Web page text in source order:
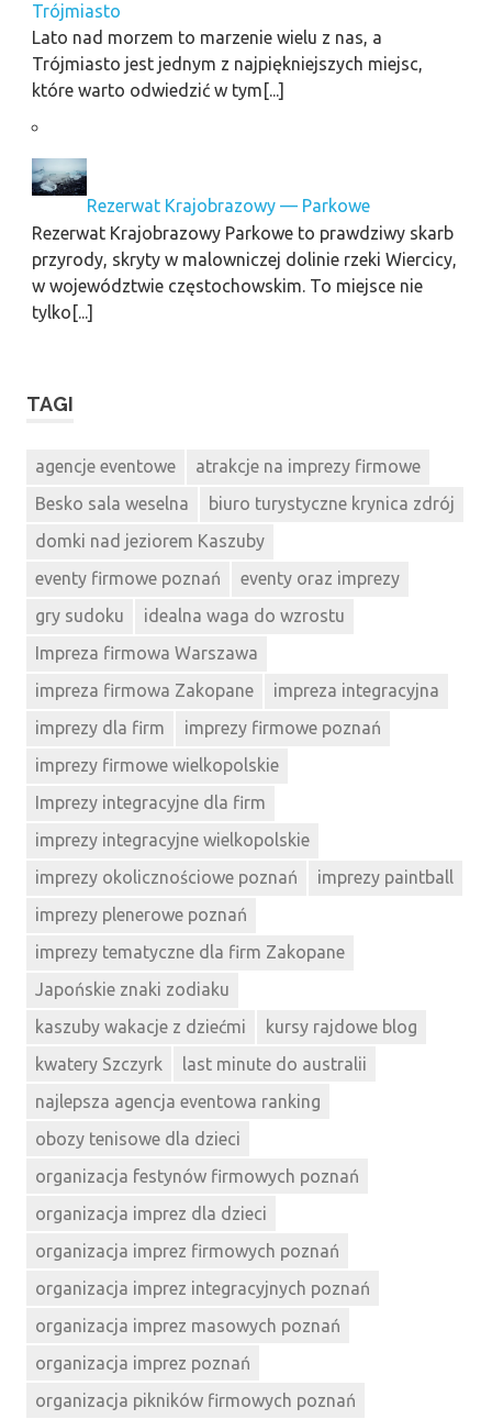
Trójmiasto
Lato nad morzem to marzenie wielu z nas, a
Trójmiasto jest jednym z najpiękniejszych miejsc,
które warto odwiedzić w tym[...]
Rezerwat Krajobrazowy — Parkowe
Rezerwat Krajobrazowy Parkowe to prawdziwy skarb
przyrody, skryty w malowniczej dolinie rzeki Wiercicy,
w województwie częstochowskim. To miejsce nie
tylko[...]
TAGI
agencje eventowe
atrakcje na imprezy firmowe
Besko sala weselna
biuro turystyczne krynica zdrój
domki nad jeziorem Kaszuby
eventy firmowe poznań
eventy oraz imprezy
gry sudoku
idealna waga do wzrostu
Impreza firmowa Warszawa
impreza firmowa Zakopane
impreza integracyjna
imprezy dla firm
imprezy firmowe poznań
imprezy firmowe wielkopolskie
Imprezy integracyjne dla firm
imprezy integracyjne wielkopolskie
imprezy okolicznościowe poznań
imprezy paintball
imprezy plenerowe poznań
imprezy tematyczne dla firm Zakopane
Japońskie znaki zodiaku
kaszuby wakacje z dziećmi
kursy rajdowe blog
kwatery Szczyrk
last minute do australii
najlepsza agencja eventowa ranking
obozy tenisowe dla dzieci
organizacja festynów firmowych poznań
organizacja imprez dla dzieci
organizacja imprez firmowych poznań
organizacja imprez integracyjnych poznań
organizacja imprez masowych poznań
organizacja imprez poznań
organizacja pikników firmowych poznań